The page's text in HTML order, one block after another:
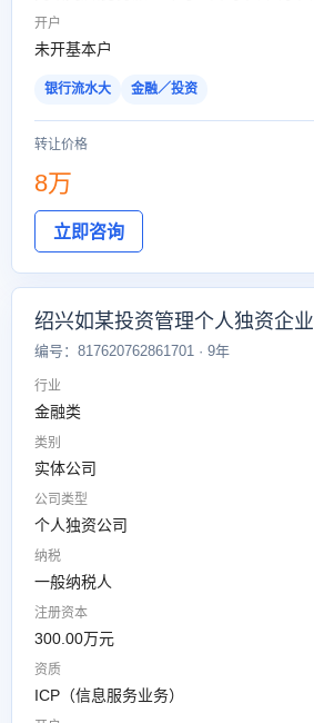
开户
未开基本户
银行流水大 金融／投资
转让价格
8万
立即咨询
绍兴如某投资管理个人独资企业
编号：817620762861701 · 9年
行业
金融类
类别
实体公司
公司类型
个人独资公司
纳税
一般纳税人
注册资本
300.00万元
资质
ICP（信息服务业务）